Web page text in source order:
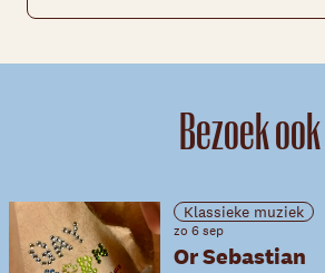
Bezoek ook
Klassieke muziek
zo 6 sep
Or Sebastian